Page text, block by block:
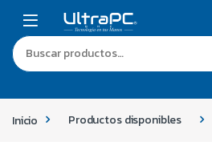
Inicio Productos disponibles